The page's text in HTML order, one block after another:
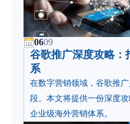
0609
谷歌推广深度攻略：
系
在数字营销领域，谷歌推
段。本文将提供一份深度
企业级海外营销体系。